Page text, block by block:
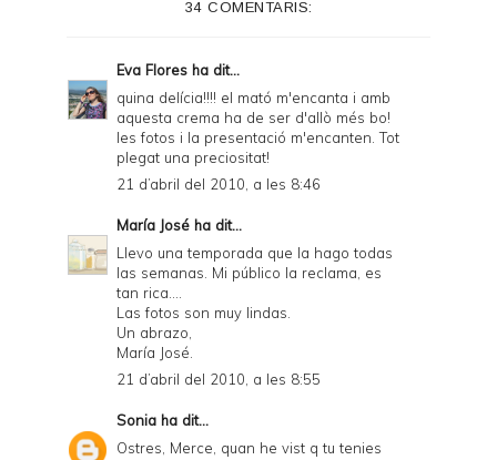
34 COMENTARIS:
Eva Flores ha dit...
quina delícia!!!! el mató m'encanta i amb
aquesta crema ha de ser d'allò més bo!
les fotos i la presentació m'encanten. Tot
plegat una preciositat!
21 d’abril del 2010, a les 8:46
María José ha dit...
Llevo una temporada que la hago todas
las semanas. Mi público la reclama, es
tan rica....
Las fotos son muy lindas.
Un abrazo,
María José.
21 d’abril del 2010, a les 8:55
Sonia ha dit...
Ostres, Merce, quan he vist q tu tenies